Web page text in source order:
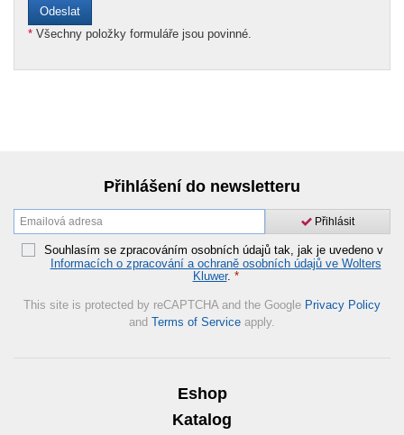
* Všechny položky formuláře jsou povinné.
Přihlášení do newsletteru
Přihlásit
Souhlasím se zpracováním osobních údajů tak, jak je uvedeno v
Informacích o zpracování a ochraně osobních údajů ve Wolters
Kluwer. *
This site is protected by reCAPTCHA and the Google Privacy Policy
and Terms of Service apply.
Eshop
Katalog